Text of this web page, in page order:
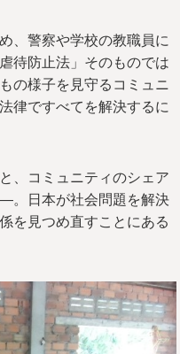
、警察や学校の教職員に
待防止法」そのものでは
の様子を見守るコミュニ
律ですべてを解決するに
、コミュニティのシェア
。日本が社会問題を解決
を見つめ直すことにある